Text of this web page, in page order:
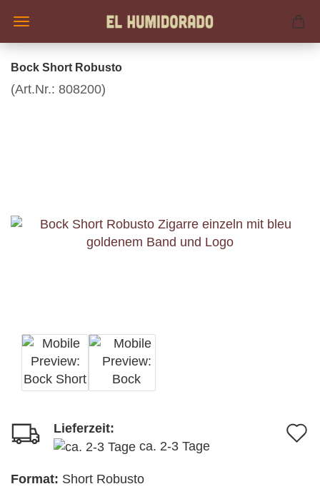
Bock Short Robusto
(Art.Nr.: 808200)
Lieferzeit:
ca. 2-3 Tage
Format: Short Robusto